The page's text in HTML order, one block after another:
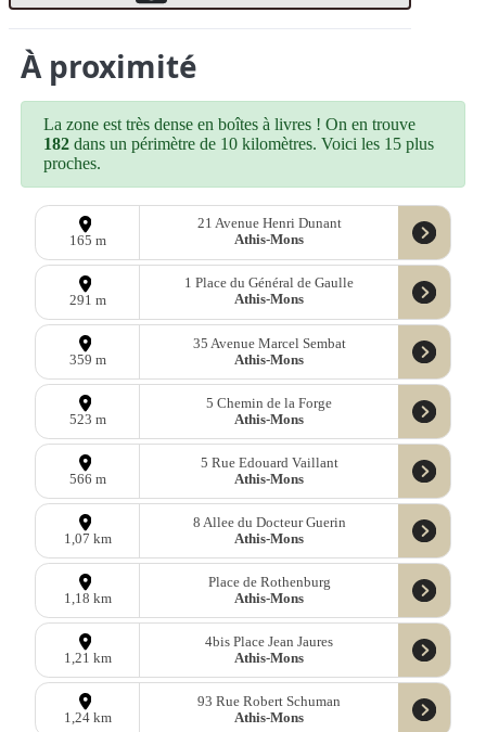
À proximité
La zone est très dense en boîtes à livres ! On en trouve
182 dans un périmètre de 10 kilomètres. Voici les 15 plus
proches.
165 m
21 Avenue Henri Dunant
Athis-Mons
291 m
1 Place du Général de Gaulle
Athis-Mons
359 m
35 Avenue Marcel Sembat
Athis-Mons
523 m
5 Chemin de la Forge
Athis-Mons
566 m
5 Rue Edouard Vaillant
Athis-Mons
1,07 km
8 Allee du Docteur Guerin
Athis-Mons
1,18 km
Place de Rothenburg
Athis-Mons
1,21 km
4bis Place Jean Jaures
Athis-Mons
1,24 km
93 Rue Robert Schuman
Athis-Mons